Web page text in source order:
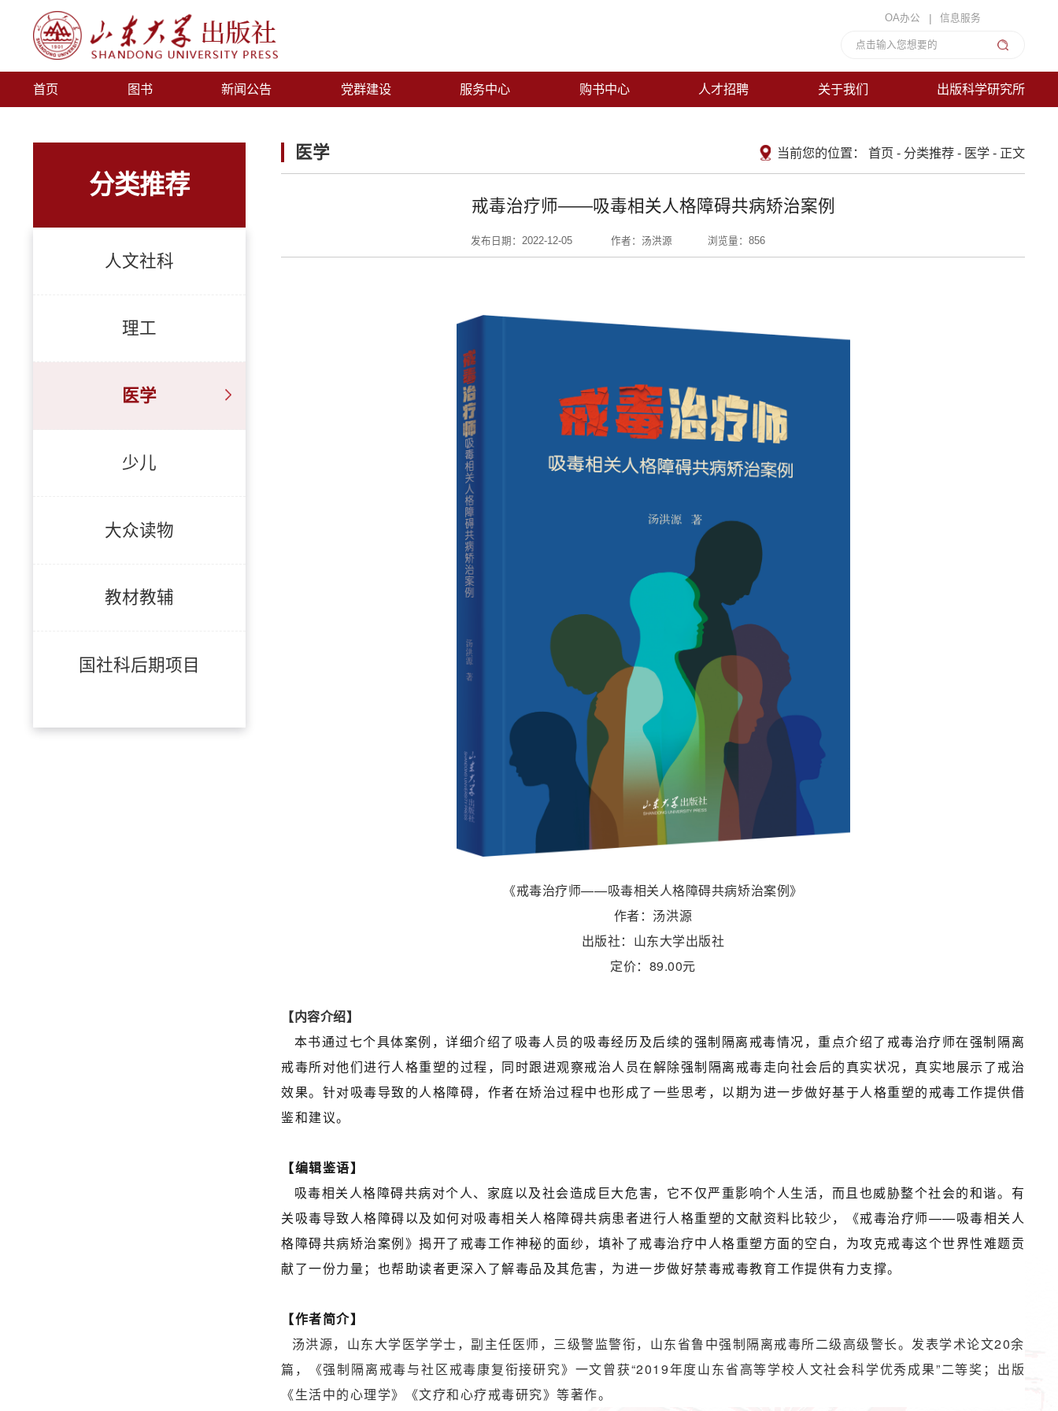
OA办公 | 信息服务
首页 图书 新闻公告 党群建设 服务中心 购书中心 人才招聘 关于我们 出版科学研究所
分类推荐
人文社科
理工
医学
少儿
大众读物
教材教辅
国社科后期项目
医学 当前您的位置： 首页 - 分类推荐 - 医学 - 正文
戒毒治疗师——吸毒相关人格障碍共病矫治案例
发布日期：2022-12-05 作者：汤洪源 浏览量： 856
《戒毒治疗师——吸毒相关人格障碍共病矫治案例》
作者：汤洪源
出版社：山东大学出版社
定价：89.00元
【内容介绍】
本书通过七个具体案例，详细介绍了吸毒人员的吸毒经历及后续的强制隔离戒毒情况，重点介绍了戒毒治疗师在强制隔离
戒毒所对他们进行人格重塑的过程，同时跟进观察戒治人员在解除强制隔离戒毒走向社会后的真实状况，真实地展示了戒治
效果。针对吸毒导致的人格障碍，作者在矫治过程中也形成了一些思考，以期为进一步做好基于人格重塑的戒毒工作提供借
鉴和建议。
【编辑鉴语】
吸毒相关人格障碍共病对个人、家庭以及社会造成巨大危害，它不仅严重影响个人生活，而且也威胁整个社会的和谐。有
关吸毒导致人格障碍以及如何对吸毒相关人格障碍共病患者进行人格重塑的文献资料比较少，《戒毒治疗师——吸毒相关人
格障碍共病矫治案例》揭开了戒毒工作神秘的面纱，填补了戒毒治疗中人格重塑方面的空白，为攻克戒毒这个世界性难题贡
献了一份力量；也帮助读者更深入了解毒品及其危害，为进一步做好禁毒戒毒教育工作提供有力支撑。
【作者简介】
汤洪源，山东大学医学学士，副主任医师，三级警监警衔，山东省鲁中强制隔离戒毒所二级高级警长。发表学术论文20余
篇，《强制隔离戒毒与社区戒毒康复衔接研究》一文曾获“2019年度山东省高等学校人文社会科学优秀成果”二等奖；出版
《生活中的心理学》《文疗和心疗戒毒研究》等著作。